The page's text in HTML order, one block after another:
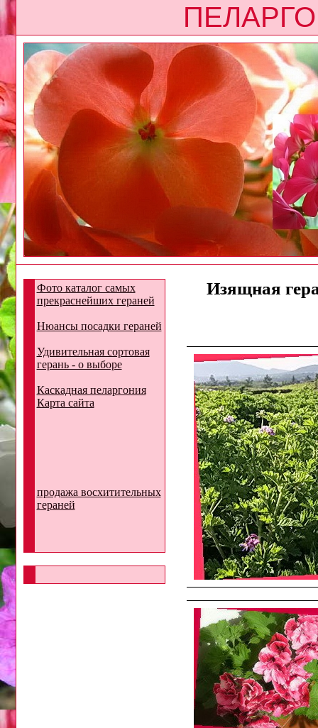
Фото каталог самых
прекраснейших гераней
Нюансы посадки гераней
Удивительная сортовая
герань - о выборе
Каскадная пеларгония
Карта сайта
продажа восхитительных
гераней
Изящная